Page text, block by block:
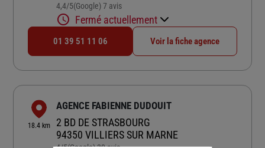
4,4/5Note de 4.4 sur 5
(Google) 7 avis
Fermé actuellement
01 39 51 11 06 Voir la fiche agence
18.4 km
AGENCE FABIENNE DUDOUIT
2 BD DE STRASBOURG
94350 VILLIERS SUR MARNE
Note de 4 sur 5